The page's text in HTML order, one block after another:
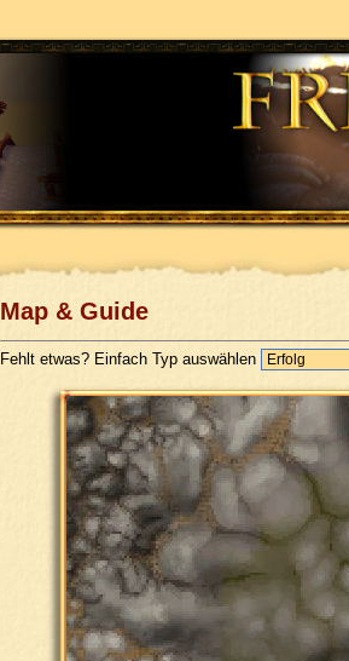
Map & Guide
Fehlt etwas? Einfach Typ auswählen